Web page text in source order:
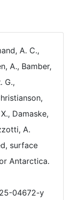
A. C.,
A., Bamber,
G.,
Damaske,
A.
surface
Antarctica.
04672-y